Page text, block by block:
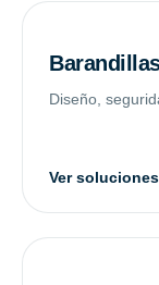
Diseño,
Ver